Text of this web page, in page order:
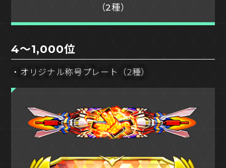
（2種）
4～1,000位
・オリジナル称号プレート（2種）